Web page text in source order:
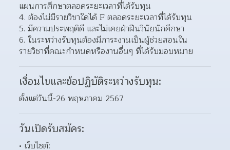
แผนการศึกษาตลอดระยะเวลาที่ได้รับทุน
4. ต้องไม่มีรายวิชาใดได้ F ตลอดระยะเวลาที่ได้รับทุน
5. มีความประพฤติดี และไม่เคยฝ่าฝืนวินัยนักศึกษา
6. ในระหว่างรับทุนต้องมีภาระงานเป็นผู้ช่วยสอนใน
รายวิชาที่คณะกำหนดหรืองานอื่นๆ ทึ่ได้รับมอบหมาย
เงื่อนไขและข้อปฏิบัติระหว่างรับทุน:
ตั้งแต่วันนี้-26 พฤษภาคม 2567
วันเปิดรับสมัคร: